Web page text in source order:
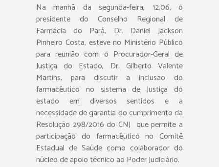
Na manhã da segunda-feira, 12.06, o
presidente do Conselho Regional de
Farmácia do Pará, Dr. Daniel Jackson
Pinheiro Costa, esteve no Ministério Público
para reunião com o Procurador-Geral de
Justiça do Estado, Dr. Gilberto Valente
Martins, para discutir a inclusão do
farmacêutico no sistema de Justiça do
estado em diversos sentidos e a
necessidade de garantia do cumprimento da
Resolução 298/2016 do CNJ  que permite a
participação do farmacêutico no Comitê
Estadual de Saúde como colaborador do
núcleo de apoio técnico ao Poder Judiciário.